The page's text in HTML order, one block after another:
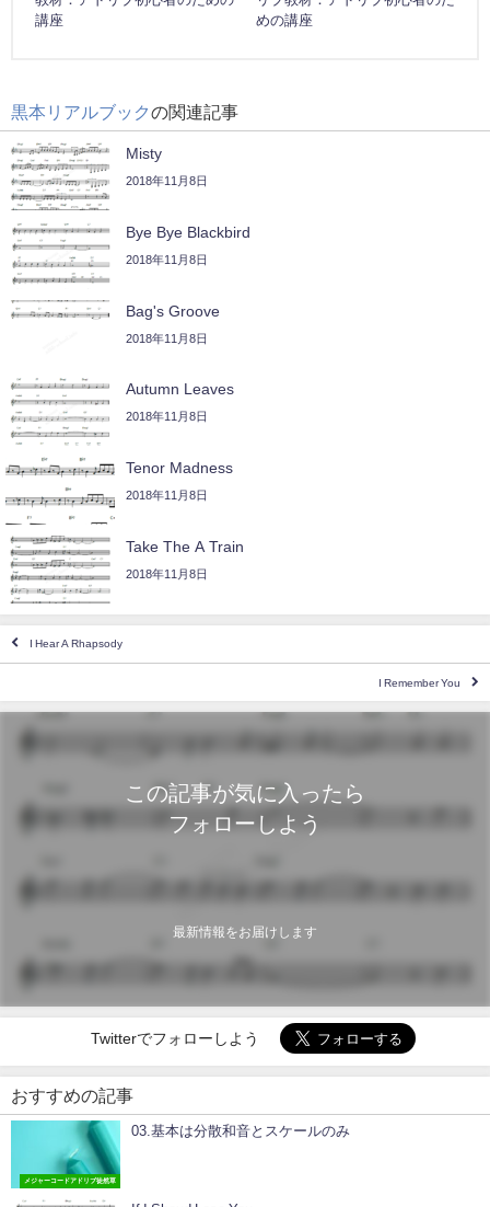
講座
めの講座
黒本リアルブックの関連記事
Misty
2018年11月8日
Bye Bye Blackbird
2018年11月8日
Bag's Groove
2018年11月8日
Autumn Leaves
2018年11月8日
Tenor Madness
2018年11月8日
Take The A Train
2018年11月8日
I Hear A Rhapsody
I Remember You
この記事が気に入ったら
フォローしよう
最新情報をお届けします
Twitterでフォローしよう
おすすめの記事
メジャーコードアドリブ徒然草
03.基本は分散和音とスケールのみ